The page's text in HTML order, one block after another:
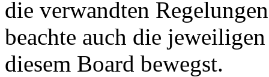
die verwandten
beachte auch die
diesem Board bewegst.